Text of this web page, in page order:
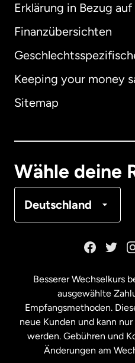
Erklärung in Bezug
Finanzübersichten
Keeping your money
Sitemap
Wähle deine
Deutschland
International
Australien
Malaysia
Neuseeland
Besserer Wechselkurs
ausgewählte
Empfangsmethoden.
neue Kunden und kann
werden. Gebühren und
Änderungen am